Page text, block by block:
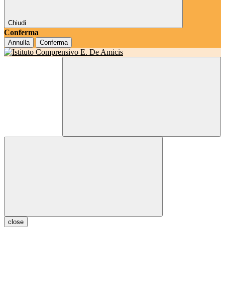
Chiudi
Conferma
Annulla Conferma
close